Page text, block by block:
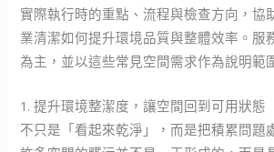
實際執行時的重點、流程與檢查方向，協
業清潔如何提升環境品質與整體效率。服
為主，並以這些常見空間需求作為說明範
1. 提升環境整潔度，讓空間回到可用狀態
不只是「看起來乾淨」，而是把積累問題